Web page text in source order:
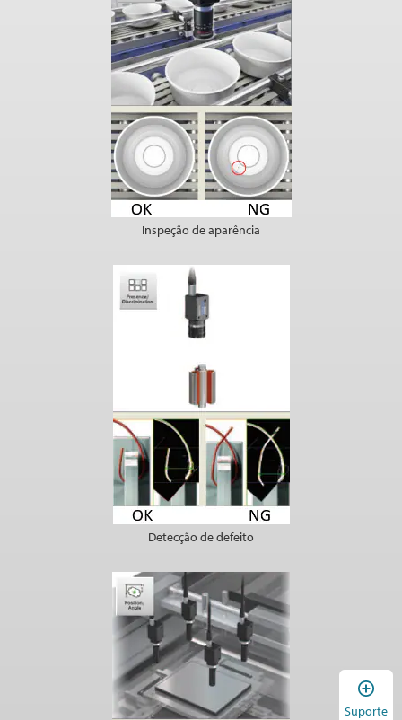
Inspeção de aparência
Detecção de defeito
Suporte